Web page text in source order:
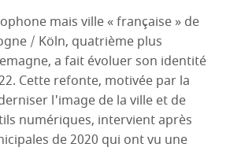
mais ville « française » de
/ Köln, quatrième plus
a fait évoluer son identité
Cette refonte, motivée par la
l'image de la ville et de
numériques, intervient après
de 2020 qui ont vu une